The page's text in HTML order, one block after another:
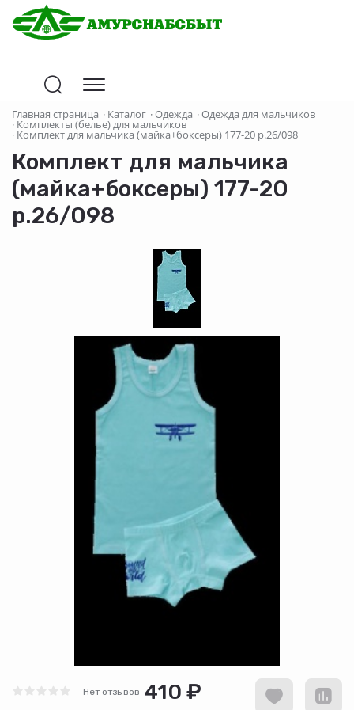
Главная страница · Каталог ·Одежда ·Одежда для мальчиков
· Комплекты (белье) для мальчиков
· Комплект для мальчика (майка+боксеры) 177-20 р.26/098
Комплект для мальчика
(майка+боксеры) 177-20
р.26/098
Нет отзывов 410 ₽